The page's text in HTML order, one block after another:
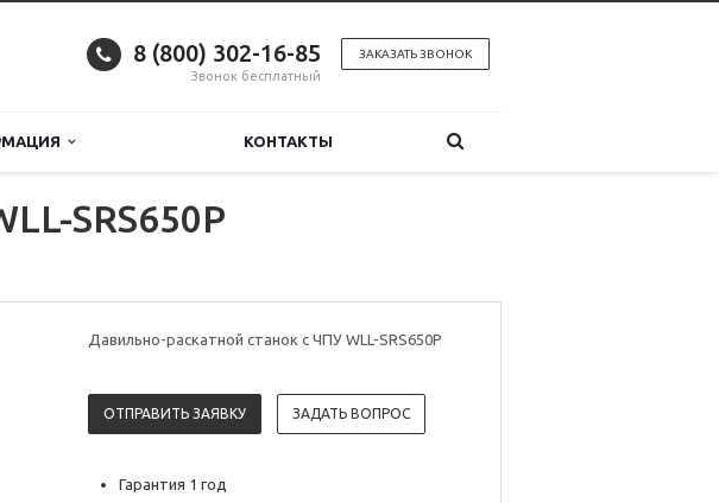
ЗАКАЗАТЬ ЗВОНОК
8 (800) 302-16-85
Звонок бесплатный
КОНТАКТЫ
SRS650P
Давильно-раскатной станок с ЧПУ WLL-SRS650P
ОТПРАВИТЬ ЗАЯВКУ ЗАДАТЬ ВОПРОС
Гарантия 1 год